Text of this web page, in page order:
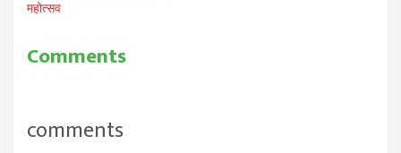
महोत्सव
Comments
comments